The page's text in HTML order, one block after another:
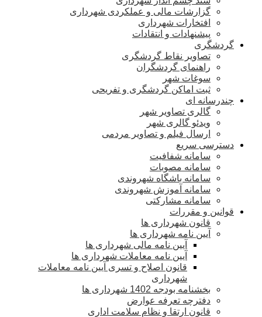
گزارشات مالی و عملکردی شهرداری
افتخارات شهرداری
پیشنهادات و انتقادات
گردشگری
تصاویر نقاط گردشگری
راهنمای گردشگران
سوغات شهر
ثبت اماکن گردشگری و تفریحی
چندرسانه ای
گالری تصاویر شهر
ویدئو گالری شهر
ارسال فیلم و تصاویر مردمی
دسترسی سریع
سامانه شفافیت
سامانه مصوبات
سامانه باشگاه شهروندی
سامانه آموزش شهروندی
سامانه مشارکتی
قوانین و مقررات
قانون شهرداری ها
آیین نامه شهرداری ها
آیین نامه مالی شهرداری ها
آیین نامه معاملات شهرداری ها
قانون اصلاح و تسری آیین نامه معاملات
شهرداری
بخشنامه بودجه 1402 شهرداری ها
دفترچه تعرفه عوارض
قانون ارتقا و نظام سلامت اداری